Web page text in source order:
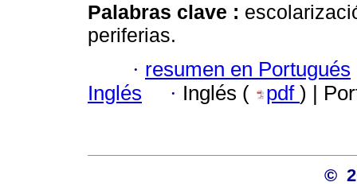
Palabras clave :
periferias.
· resumen en Portugués
Inglés
· Inglés ( pdf ) |
©